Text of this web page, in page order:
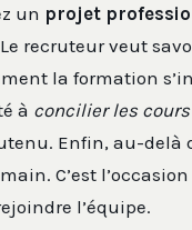
un projet
recruteur veut
la formation
à concilier les
Enfin, au-delà
C’est
l’équipe.